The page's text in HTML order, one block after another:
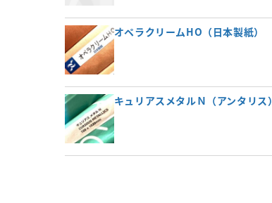
オペラクリームHO（日本製紙）
キュリアスメタルＮ（アンタリス）